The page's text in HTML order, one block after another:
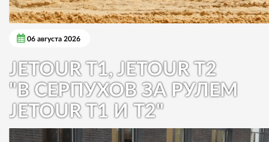
06 августа 2026
JETOUR T1, JETOUR T2
"В СЕРПУХОВ ЗА РУЛЕМ
JETOUR T1 И T2"